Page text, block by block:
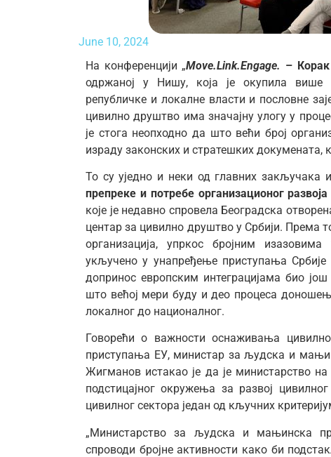
June 10, 2024
На конференцији „Move.Link.Engage. –
одржаној у Нишу, која је окупила више
републичке и локалне власти и пословне
цивилно друштво има значајну улогу у
је стога неопходно да што већи број
израду законских и стратешких докумената,
То су уједно и неки од главних закључака
препреке и потребе организационог
које је недавно спровела Београдска
центар за цивилно друштво у Србији. Према
организација, упркос бројним
укључено у унапређење приступања
допринос европским интеграцијама био
што већој мери буду и део процеса
локалног до националног.
Говорећи о важности оснаживања
приступања ЕУ, министар за људска и
Жигманов истакао је да је министарство
подстицајног окружења за развој
цивилног сектора један од кључних
„Министарство за људска и мањинска
спроводи бројне активности како би